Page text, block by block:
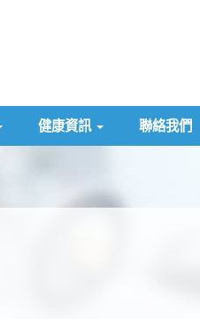
健康資訊 聯絡我們